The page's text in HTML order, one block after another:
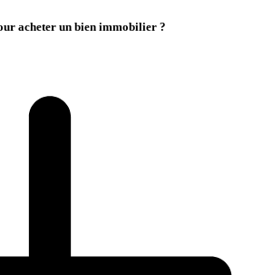
acheter un bien immobilier ?